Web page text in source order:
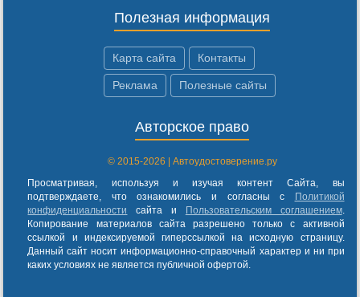
Полезная информация
Карта сайта Контакты
Реклама Полезные сайты
Авторское право
© 2015-2026 | Автоудостоверение.ру
Просматривая, используя и изучая контент Сайта, вы
подтверждаете, что ознакомились и согласны с
Политикой
конфиденциальности
сайта и Пользовательским соглашением.
Копирование материалов сайта разрешено только с активной
ссылкой и индексируемой гиперссылкой на исходную страницу.
Данный сайт носит информационно-справочный характер и ни при
каких условиях не является публичной офертой.